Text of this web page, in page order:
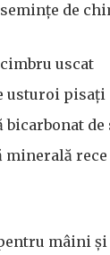
de
uscat
usturoi pisați
de
minerală rece
mâini și